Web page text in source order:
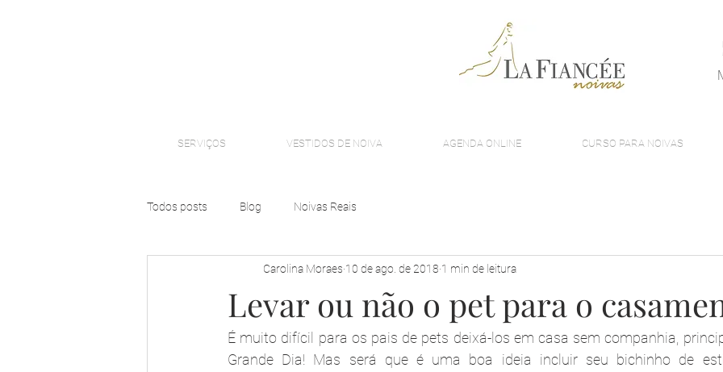
SERVIÇOS VESTIDOS DE NOIVA AGENDA ONLINE CURSO PARA NOIVAS
Todos posts Blog Noivas Reais
Levar ou não o pet para o
Carolina Moraes 10 de ago. de 2018 1 min de leitura
É muito difícil para os pais de pets deixá-los em casa sem companhia,
Grande Dia! Mas será que é uma boa ideia incluir seu bichinho de